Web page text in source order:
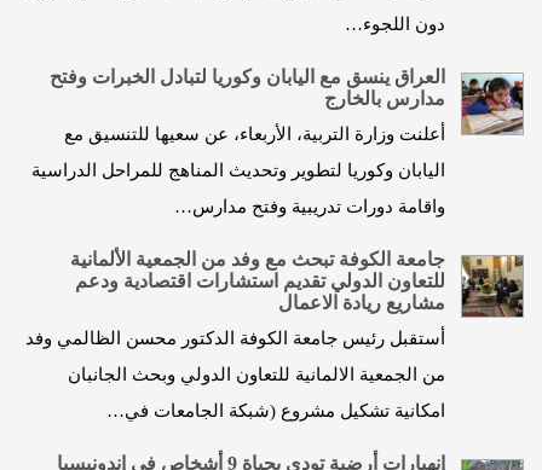
دون اللجوء…
العراق ينسق مع اليابان وكوريا لتبادل الخبرات وفتح
مدارس بالخارج
أعلنت وزارة التربية، الأربعاء، عن سعيها للتنسيق مع
اليابان وكوريا لتطوير وتحديث المناهج للمراحل الدراسية
واقامة دورات تدريبية وفتح مدارس…
جامعة الكوفة تبحث مع وفد من الجمعية الألمانية
للتعاون الدولي تقديم استشارات اقتصادية ودعم
مشاريع ريادة الاعمال
أستقبل رئيس جامعة الكوفة الدكتور محسن الظالمي وفد
من الجمعية الالمانية للتعاون الدولي وبحث الجانبان
امكانية تشكيل مشروع (شبكة الجامعات في…
إنهيارات أرضية تودي بحياة 9 أشخاص في إندونيسيا